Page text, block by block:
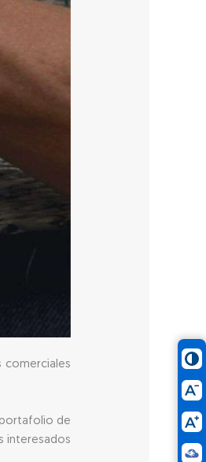
comerciales
portafolio de
interesados